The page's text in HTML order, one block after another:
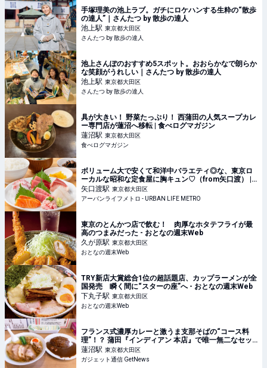
手塚理美の池上ラブ。ガチにロケハンする生粋の“散歩
の達人”｜さんたつ by 散歩の達人
池上駅 東京都大田区
さんたつ by 散歩の達人
池上さんぽのおすすめ5スポット。おおらかなで朗らか
な笑顔がうれしい｜さんたつ by 散歩の達人
池上駅 東京都大田区
さんたつ by 散歩の達人
具が大きい！ 野菜たっぷり！ 西蒲田の人気スープカレ
ー専門店が蓮沼へ移転 | 食べログマガジン
蓮沼駅 東京都大田区
食べログマガジン
ボリューム大で安くて和洋中バラエティ◎な、東京ロ
ーカルな昭和な定食屋に胸キュン♡（from矢口渡） |
アーバンライフメトロ - URBAN LIFE METRO
矢口渡駅 東京都大田区
アーバンライフメトロ - URBAN LIFE METRO
東京のとんかつ店で飲む！ 肉厚なホタテフライが最
高のつまみだった - おとなの週末Web
久が原駅 東京都大田区
おとなの週末Web
TRY新店大賞総合1位の超話題店、カップラーメンが全
国発売 瞬く間に“スターの座”へ - おとなの週末Web
下丸子駅 東京都大田区
おとなの週末Web
フランス式濃厚カレーと激うま支那そばの“コース料
理”！？ 蒲田『インディアン 本店』で唯一無二なセッ
トメニューを堪能する|ガジェット通信 GetNews
蓮沼駅 東京都大田区
ガジェット通信 GetNews